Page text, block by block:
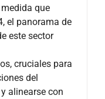
que
el panorama de
este sector
cruciales para
del
alinearse con